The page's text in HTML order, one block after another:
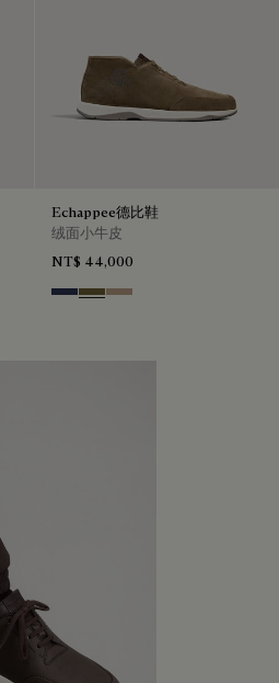
Echappee德比鞋
绒面小牛皮
NT$ 44,000
Blu Pine Green
Beige